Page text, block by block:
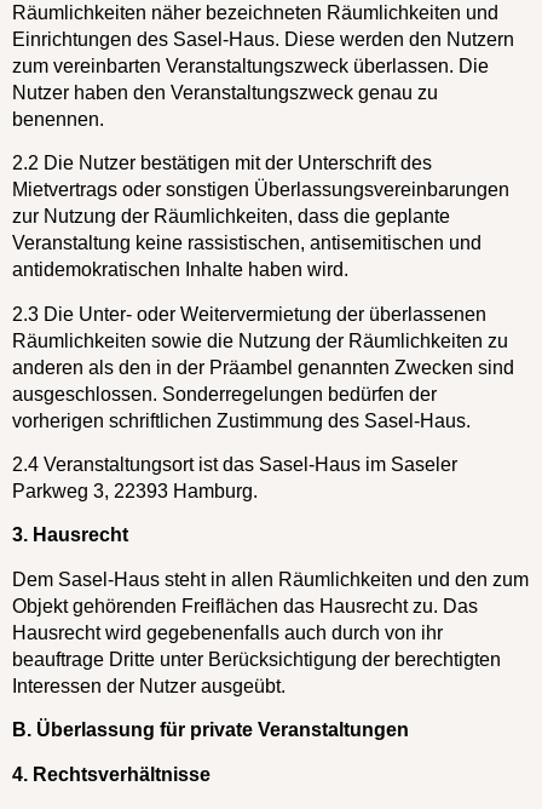
Räumlichkeiten näher bezeichneten Räumlichkeiten und
Einrichtungen des Sasel-Haus. Diese werden den Nutzern
zum vereinbarten Veranstaltungszweck überlassen. Die
Nutzer haben den Veranstaltungszweck genau zu
benennen.
2.2 Die Nutzer bestätigen mit der Unterschrift des
Mietvertrags oder sonstigen Überlassungsvereinbarungen
zur Nutzung der Räumlichkeiten, dass die geplante
Veranstaltung keine rassistischen, antisemitischen und
antidemokratischen Inhalte haben wird.
2.3 Die Unter- oder Weitervermietung der überlassenen
Räumlichkeiten sowie die Nutzung der Räumlichkeiten zu
anderen als den in der Präambel genannten Zwecken sind
ausgeschlossen. Sonderregelungen bedürfen der
vorherigen schriftlichen Zustimmung des Sasel-Haus.
2.4 Veranstaltungsort ist das Sasel-Haus im Saseler
Parkweg 3, 22393 Hamburg.
3. Hausrecht
Dem Sasel-Haus steht in allen Räumlichkeiten und den zum
Objekt gehörenden Freiflächen das Hausrecht zu. Das
Hausrecht wird gegebenenfalls auch durch von ihr
beauftrage Dritte unter Berück­sichtigung der berechtigten
Interessen der Nutzer ausgeübt.
B. Überlassung für private Veranstaltungen
4. Rechtsverhältnisse